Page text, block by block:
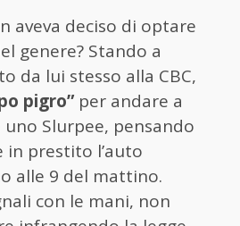
aveva deciso di optare
genere? Stando a
da lui stesso alla CBC,
pigro”per andare a
Slurpee, pensando
in prestito l’auto
alle 9 del mattino.
con le mani, non